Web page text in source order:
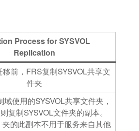
Process for SYSVOL
Replication
移前，FRS复制SYSVOL共享文
件夹
域使用的SYSVOL共享文件夹，
复制SYSVOL文件夹的副本。
夹的此副本不用于服务来自其他